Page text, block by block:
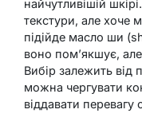
найчутливішій
текстури, але хоче
підійде масло ши
воно пом’якшує,
Вибір залежить від
можна чергувати
віддавати перевагу